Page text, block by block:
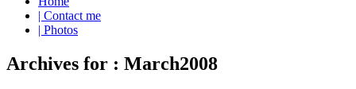
| Contact me
| Photos
Archives for : March2008